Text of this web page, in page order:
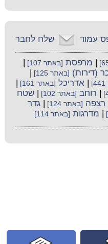
שלח לחבר עמוד
מרפסת [באתר 107]
(דירות) [באתר 125]
|אדריכל [באתר 161]
רוחב [באתר 102] |שטח
רצפה [באתר 124] |גדר
מדרגות [באתר 114]